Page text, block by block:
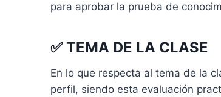
para aprobar la prueba de
✅TEMA DE LA CLASE
En lo que respecta al tema de la
perfil, siendo esta evaluación